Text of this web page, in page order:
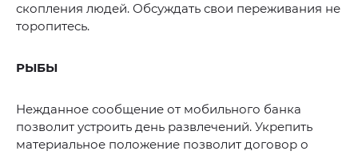
скопления людей. Обсуждать свои переживания не
торопитесь.
РЫБЫ
Нежданное сообщение от мобильного банка
позволит устроить день развлечений. Укрепить
материальное положение позволит договор о